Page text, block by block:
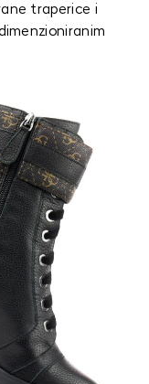
traperice i